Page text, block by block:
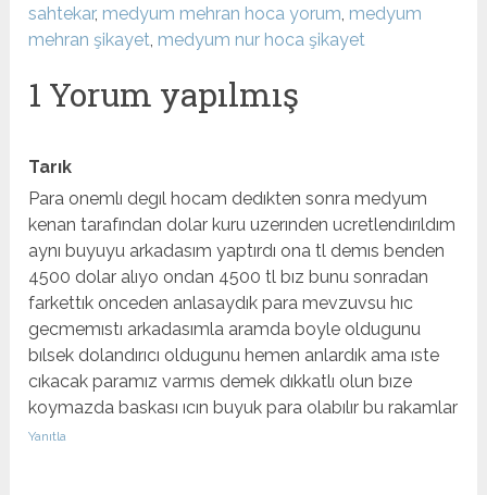
sahtekar, medyum mehran hoca yorum, medyum
mehran şikayet, medyum nur hoca şikayet
1 Yorum yapılmış
Tarık
Para onemlı degıl hocam dedıkten sonra medyum
kenan tarafından dolar kuru uzerınden ucretlendırıldım
aynı buyuyu arkadasım yaptırdı ona tl demıs benden
4500 dolar alıyo ondan 4500 tl bız bunu sonradan
farkettık onceden anlasaydık para mevzuvsu hıc
gecmemıstı arkadasımla aramda boyle oldugunu
bılsek dolandırıcı oldugunu hemen anlardık ama ıste
cıkacak paramız varmıs demek dıkkatlı olun bıze
koymazda baskası ıcın buyuk para olabılır bu rakamlar
Yanıtla